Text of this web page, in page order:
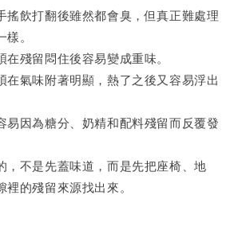
搖飲打翻後雖然都會臭，但真正難處理
。
殘留悶住後容易變成重味。
在氣味附著明顯，熱了之後又容易浮出
易因為糖分、奶精和配料殘留而反覆發
，不是先蓋味道，而是先把座椅、地
的殘留來源找出來。